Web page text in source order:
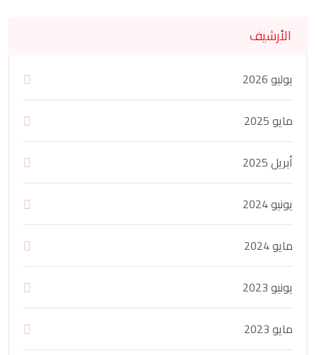
الأرشيف
يوليو 2026
مايو 2025
أبريل 2025
يونيو 2024
مايو 2024
يونيو 2023
مايو 2023